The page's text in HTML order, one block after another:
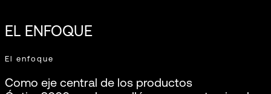
EL ENFOQUE
El enfoque
Como eje central de los productos